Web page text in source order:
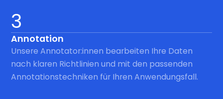
3
Annotation
Unsere Annotator:innen bearbeiten Ihre Daten
nach klaren Richtlinien und mit den passenden
Annotationstechniken für Ihren Anwendungsfall.